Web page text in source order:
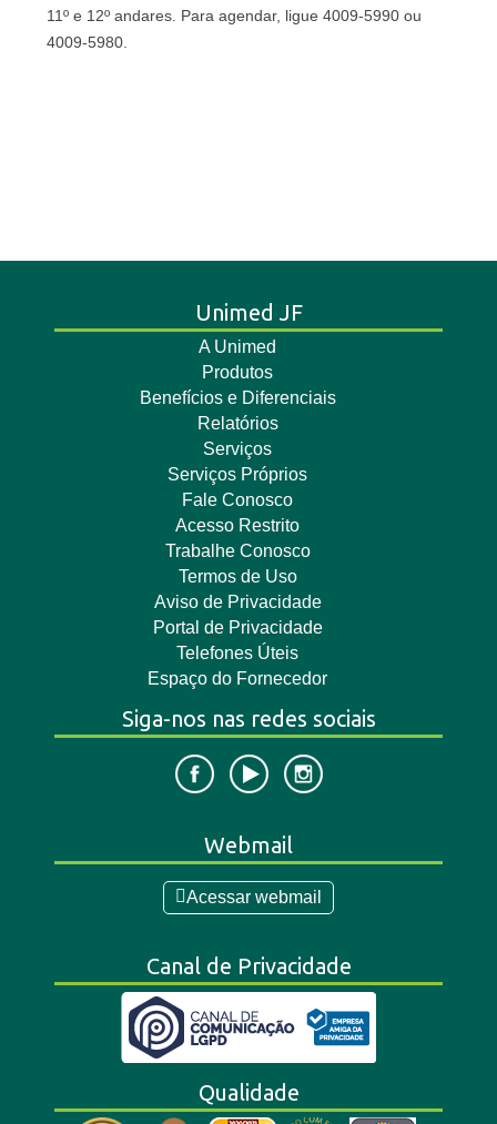
11º e 12º andares. Para agendar, ligue 4009-5990 ou
4009-5980.
Unimed JF
A Unimed
Produtos
Benefícios e Diferenciais
Relatórios
Serviços
Serviços Próprios
Fale Conosco
Acesso Restrito
Trabalhe Conosco
Termos de Uso
Aviso de Privacidade
Portal de Privacidade
Telefones Úteis
Espaço do Fornecedor
Siga-nos nas redes sociais
Webmail
Acessar webmail
Canal de Privacidade
Qualidade